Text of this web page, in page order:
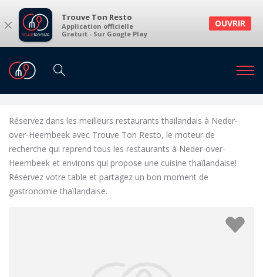
× Trouve Ton Resto
Application officielle
Gratuit - Sur Google Play
OUVRIR
Restaurants
Restaurants thailandais à Neder-over-
Réservez dans les meilleurs restaurants thailandais à Neder-
over-Heembeek avec Trouve Ton Resto, le moteur de
recherche qui reprend tous les restaurants à Neder-over-
Heembeek et environs qui propose une cuisine thaïlandaise!
Réservez votre table et partagez un bon moment de
gastronomie thaïlandaise.